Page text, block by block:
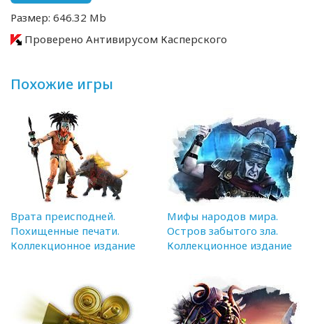
Размер: 646.32 Mb
Проверено Антивирусом Касперского
Похожие игры
Врата преисподней.
Похищенные печати.
Коллекционное издание
Мифы народов мира.
Остров забытого зла.
Коллекционное издание